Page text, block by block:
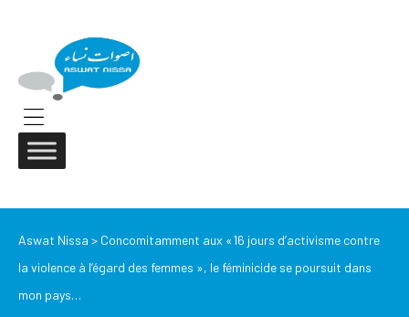
Menu
Aswat Nissa > Concomitamment aux «16 jours d’activisme contre
la violence à l’égard des femmes », le féminicide se poursuit dans
mon pays…